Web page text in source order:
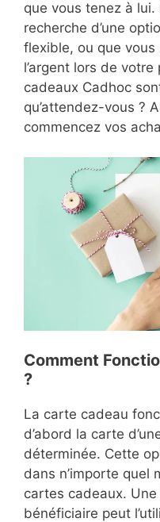
que vous tenez à
recherche d’une
flexible, ou que
l’argent lors de
cadeaux Cadhoc
qu’attendez-vous ?
commencez vos
Comment
?
La carte cadeau
d’abord la carte
déterminée. Cette
dans n’importe quel
cartes cadeaux.
bénéficiaire peut